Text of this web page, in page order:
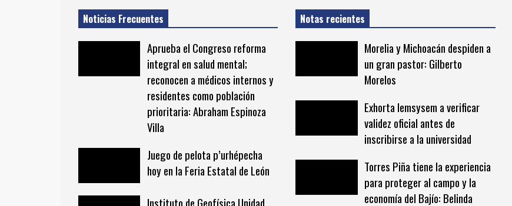
Noticias Frecuentes
Aprueba el Congreso reforma
integral en salud mental;
reconocen a médicos internos y
residentes como población
prioritaria: Abraham Espinoza
Villa
Juego de pelota p’urhépecha
hoy en la Feria Estatal de León
Instituto de Geofísica Unidad
Notas recientes
Morelia y Michoacán despiden a
un gran pastor: Gilberto
Morelos
Exhorta Iemsysem a verificar
validez oficial antes de
inscribirse a la universidad
Torres Piña tiene la experiencia
para proteger al campo y la
economía del Bajío: Belinda